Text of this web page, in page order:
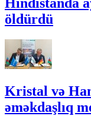
Hindistanda
öldürdü
Kristal və
əməkdaşlıq